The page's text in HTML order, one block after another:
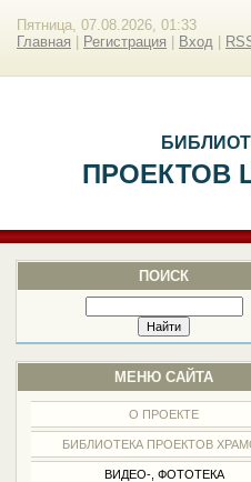
Пятница, 07.08.2026, 01:33
Главная
Регистрация Вход
ПРОЕКТОВ
ПОИСК
МЕНЮ САЙТА
О ПРОЕКТЕ
БИБЛИОТЕКА ПРОЕКТОВ
ВИДЕО-, ФОТОТЕКА